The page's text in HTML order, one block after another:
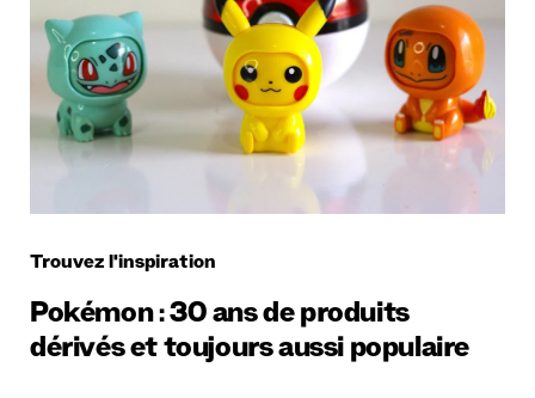
Trouvez l'inspiration
Pokémon : 30 ans de produits
dérivés et toujours aussi populaire